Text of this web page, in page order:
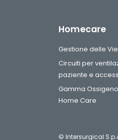
Homecare
Gestione delle
Circuiti per
paziente e
Gamma
Home Care
© Intersurgical